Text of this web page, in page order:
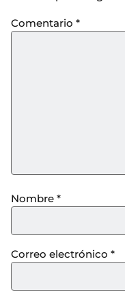
Comentario *
Nombre *
Correo electrónico *